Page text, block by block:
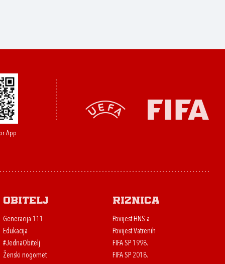
App
Obitelj
Generacija 111
Edukacija
#JednaObitelj
Ženski nogomet
Riznica
Povijest HNS-a
Povijest Vatrenih
FIFA SP 1998.
FIFA SP 2018.